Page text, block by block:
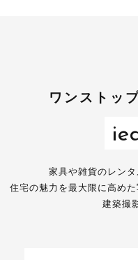
ワンストッ
家具や雑貨のレン
住宅の魅力を最大限に高め
建築撮